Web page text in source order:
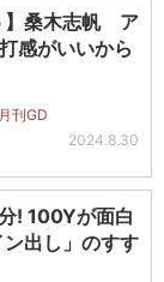
】桑木志帆 ア
感がいいから
刊GD
2024.8.30
! 100Yが面白
出し」のすす